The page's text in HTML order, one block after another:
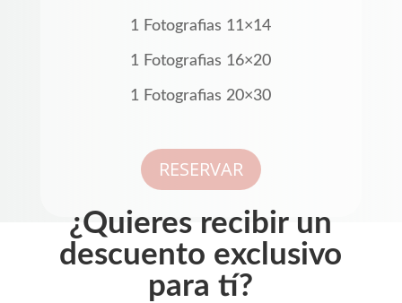
1 Fotografias 11×14
1 Fotografias 16×20
1 Fotografias 20×30
RESERVAR
¿Quieres recibir un
descuento exclusivo
para tí?